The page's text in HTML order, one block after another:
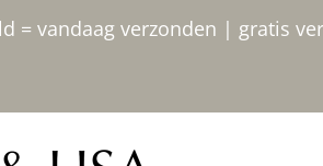
= vandaag verzonden | gratis